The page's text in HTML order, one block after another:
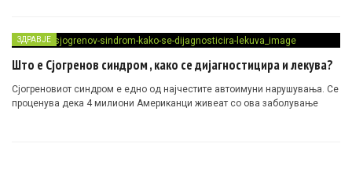
ЗДРАВЈЕ
Што е Сјогренов синдром , како се дијагностицира и лекува?
Сјогреновиот синдром е едно од најчестите автоимуни нарушувања. Се
проценува дека 4 милиони Американци живеат со ова заболување